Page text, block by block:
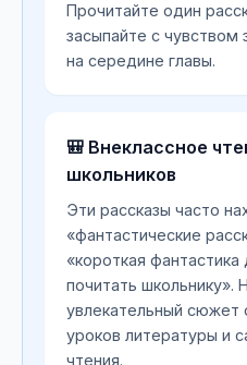
Прочитайте один
засыпайте с чувством
на середине главы.
🎒 Внеклассное
школьников
Эти рассказы часто
«фантастические
«короткая
почитать
увлекательный сюжет
уроков литературы и
чтения.